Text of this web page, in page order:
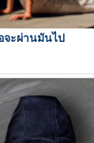
จะผ่านมันไป